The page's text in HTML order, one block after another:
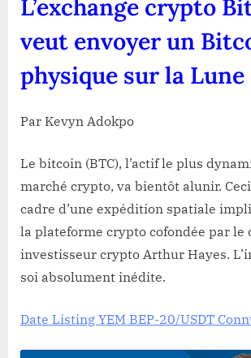
Lune
L’exchange crypto
veut envoyer un
physique sur la Lune
Par Kevyn Adokpo
Le bitcoin (BTC), l’actif le plus
marché crypto, va bientôt alunir.
cadre d’une expédition spatiale
la plateforme crypto cofondée par le
investisseur crypto Arthur Hayes.
soi absolument inédite.
Date Listing YEM BEP-20/USDT